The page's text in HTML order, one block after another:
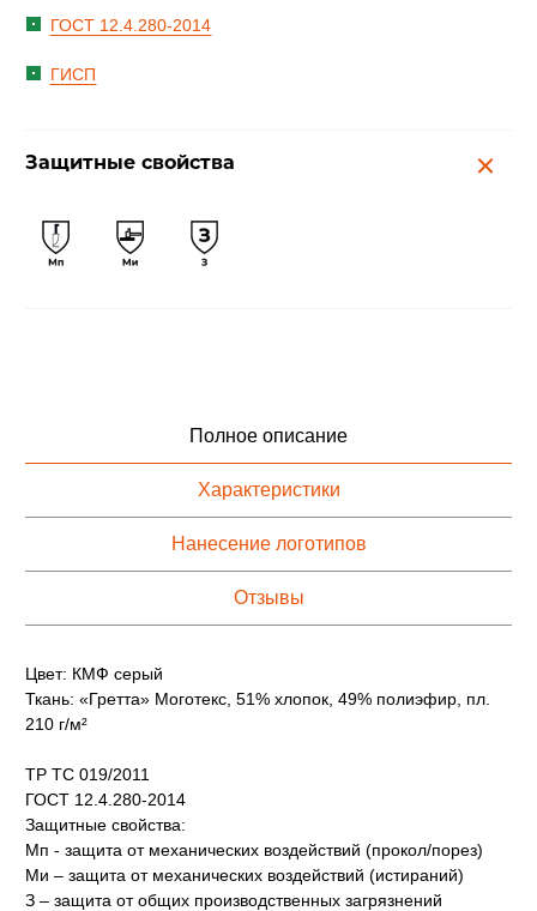
ГОСТ 12.4.280-2014
ГИСП
Защитные свойства
Полное описание
Характеристики
Нанесение логотипов
Отзывы
Цвет: КМФ серый
Ткань: «Гретта» Моготекс, 51% хлопок, 49% полиэфир, пл.
210 г/м²
ТР ТС 019/2011
ГОСТ 12.4.280-2014
Защитные свойства:
Мп - защита от механических воздействий (прокол/порез)
Ми – защита от механических воздействий (истираний)
З – защита от общих производственных загрязнений